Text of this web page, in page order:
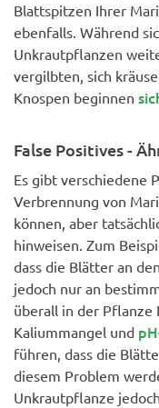
Blattspitzen Ihrer
ebenfalls. Während
Unkrautpflanzen
vergilbten, sich
Knospen beginnen
False Positives -
Es gibt verschiedene
Verbrennung von
können, aber
hinweisen. Zum
dass die Blätter an
jedoch nur an
überall in der
Kaliummangel und
führen, dass die
diesem Problem
Unkrautpflanze